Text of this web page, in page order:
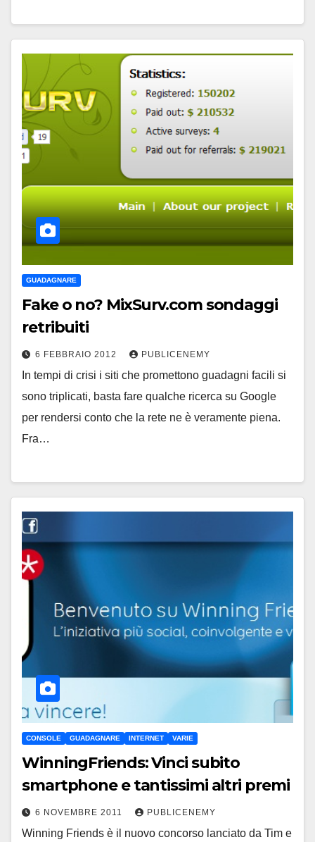
GUADAGNARE
Fake o no? MixSurv.com sondaggi
retribuiti
6 FEBBRAIO 2012 PUBLICENEMY
In tempi di crisi i siti che promettono guadagni facili si
sono triplicati, basta fare qualche ricerca su Google
per rendersi conto che la rete ne è veramente piena.
Fra…
CONSOLE GUADAGNARE INTERNET VARIE
WinningFriends: Vinci subito
smartphone e tantissimi altri premi
6 NOVEMBRE 2011 PUBLICENEMY
Winning Friends è il nuovo concorso lanciato da Tim e